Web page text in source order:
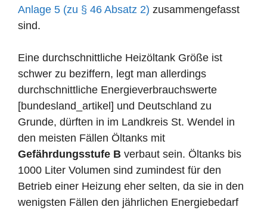
Anlage 5 (zu § 46 Absatz 2) zusammengefasst
sind.
Eine durchschnittliche Heizöltank Größe ist
schwer zu beziffern, legt man allerdings
durchschnittliche Energieverbrauchswerte
[bundesland_artikel] und Deutschland zu
Grunde, dürften in im Landkreis St. Wendel in
den meisten Fällen Öltanks mit
Gefährdungsstufe B verbaut sein. Öltanks bis
1000 Liter Volumen sind zumindest für den
Betrieb einer Heizung eher selten, da sie in den
wenigsten Fällen den jährlichen Energiebedarf